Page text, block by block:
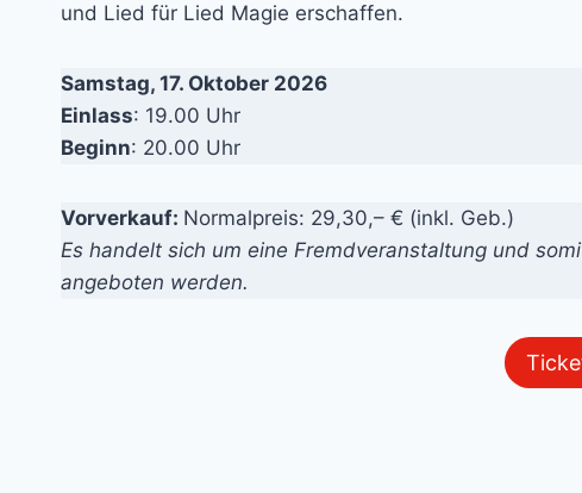
und Lied für Lied Magie erschaffen.
Samstag, 17. Oktober 2026
Einlass: 19.00 Uhr
Beginn: 20.00 Uhr
Vorverkauf: Normalpreis: 29,30,– € (inkl. Geb.)
Es handelt sich um eine Fremdveranstaltung und
angeboten werden.